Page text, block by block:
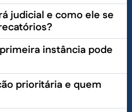
judicial e como ele se
instância pode
prioritária e quem